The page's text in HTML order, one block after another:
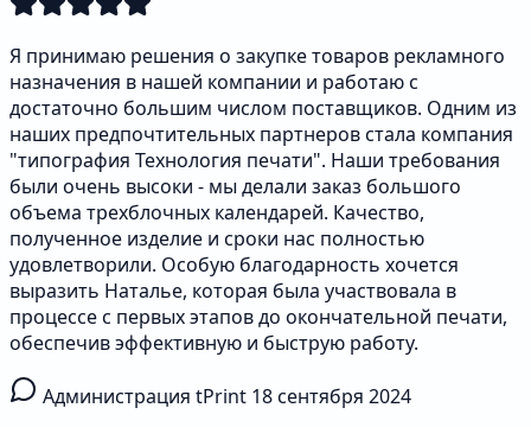
Я принимаю решения о закупке товаров рекламного
назначения в нашей компании и работаю с
достаточно большим числом поставщиков. Одним из
наших предпочтительных партнеров стала компания
"типография Технология печати". Наши требования
были очень высоки - мы делали заказ большого
объема трехблочных календарей. Качество,
полученное изделие и сроки нас полностью
удовлетворили. Особую благодарность хочется
выразить Наталье, которая была участвовала в
процессе с первых этапов до окончательной печати,
обеспечив эффективную и быструю работу.
Администрация tPrint 18 сентября 2024